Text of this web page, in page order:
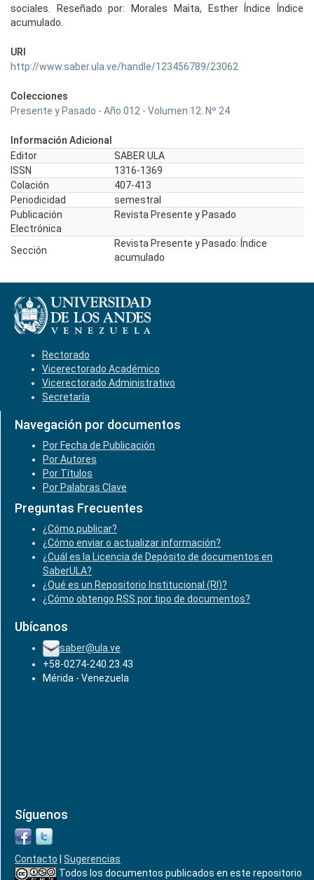
sociales. Reseñado por: Morales Maita, Esther Índice Índice
acumulado.
URI
http://www.saber.ula.ve/handle/123456789/23062
Colecciones
Presente y Pasado - Año 012 - Volumen 12. Nº 24
Información Adicional
Editor
SABER ULA
ISSN
1316-1369
Colación
407-413
Periodicidad
semestral
Publicación
Electrónica
Revista Presente y Pasado
Sección
Revista Presente y Pasado: Índice
acumulado
Rectorado
Vicerectorado Académico
Vicerectorado Administrativo
Secretaría
Navegación por documentos
Por Fecha de Publicación
Por Autores
Por Títulos
Por Palabras Clave
Preguntas Frecuentes
¿Cómo publicar?
¿Cómo enviar o actualizar información?
¿Cuál es la Licencia de Depósito de documentos en
SaberULA?
¿Qué es un Repositorio Institucional (RI)?
¿Cómo obtengo RSS por tipo de documentos?
Ubícanos
saber@ula.ve
+58-0274-240.23.43
Mérida - Venezuela
Síguenos
Contacto
Sugerencias
Todos los documentos publicados en este repositorio